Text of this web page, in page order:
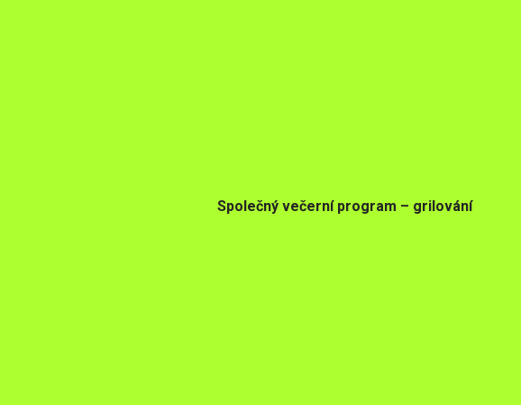
Společný večerní program – grilování